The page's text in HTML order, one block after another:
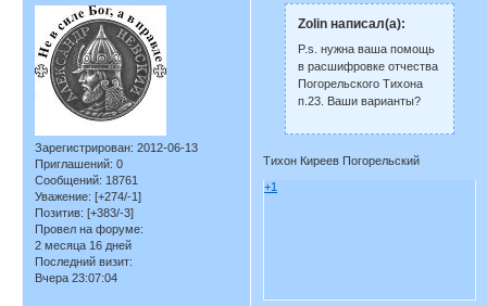
Зарегистрирован: 2012-06-13
Приглашений: 0
Сообщений: 18761
Уважение: [+274/-1]
Позитив: [+383/-3]
Провел на форуме:
2 месяца 16 дней
Последний визит:
Вчера 23:07:04
Zolin написал(а):
P.s. нужна ваша помощь
в расшифровке отчества
Погорельского Тихона
п.23. Ваши варианты?
Тихон Киреев Погорельский
+1